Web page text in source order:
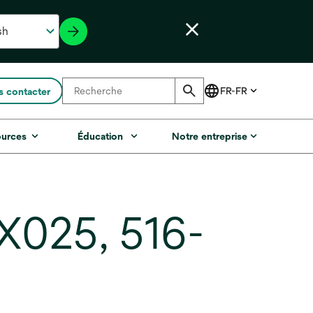
contacter
Éducation Notre entreprise
516-